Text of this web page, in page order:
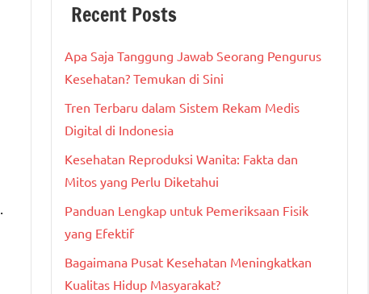
Recent Posts
Apa Saja Tanggung Jawab Seorang Pengurus
Kesehatan? Temukan di Sini
Tren Terbaru dalam Sistem Rekam Medis
Digital di Indonesia
Kesehatan Reproduksi Wanita: Fakta dan
Mitos yang Perlu Diketahui
Panduan Lengkap untuk Pemeriksaan Fisik
yang Efektif
Bagaimana Pusat Kesehatan Meningkatkan
Kualitas Hidup Masyarakat?